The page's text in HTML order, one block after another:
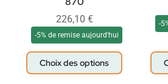
226,10 €
-5% de remise aujourd'hui
Choix des options
-